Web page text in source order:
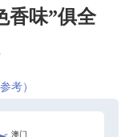
香味”俱全
考）